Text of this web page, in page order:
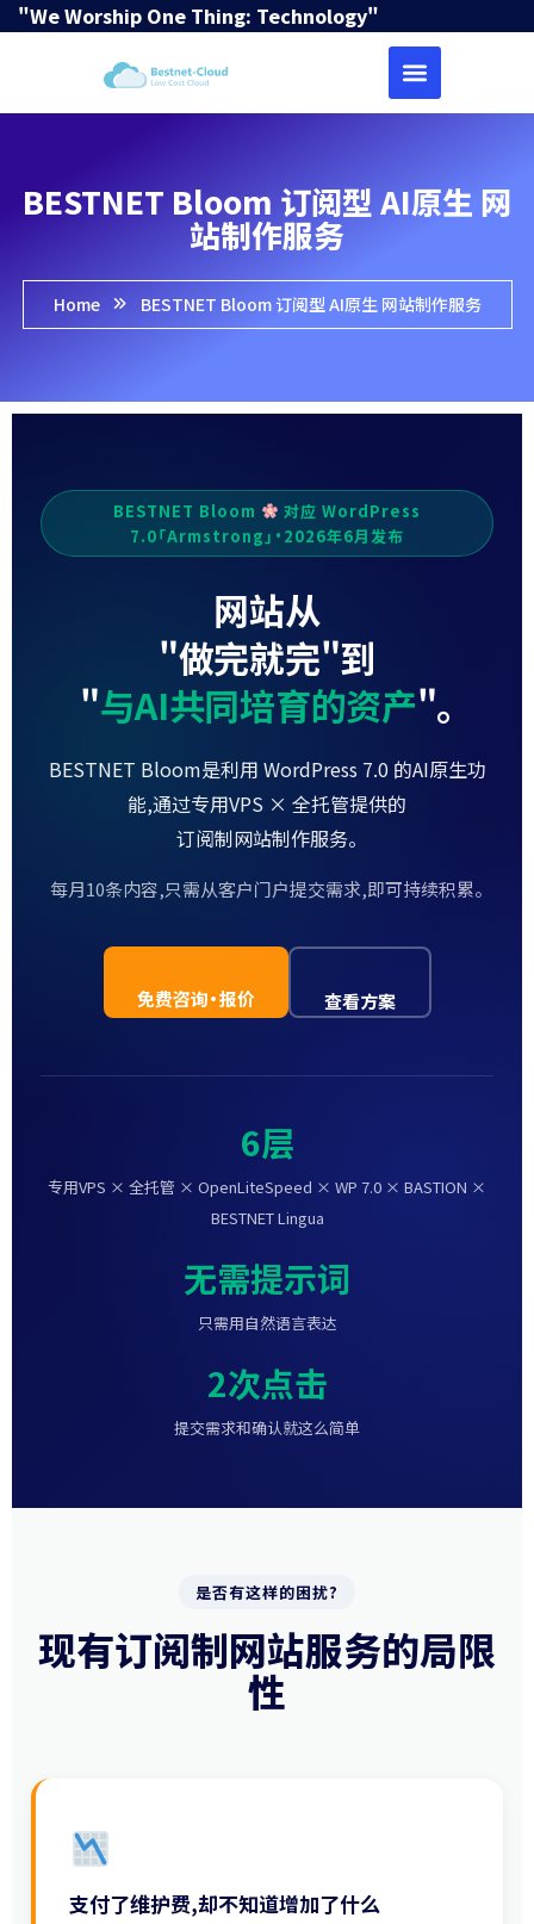
"We Worship One Thing: Technology"
BESTNET Bloom 订阅型 AI原生 网
站制作服务
Home BESTNET Bloom 订阅型 AI原生 网站制作服务
BESTNET Bloom
对应 WordPress
7.0「Armstrong」・2026年6月发布
网站从
"做完就完"到
"与AI共同培育的资产"。
BESTNET Bloom是利用 WordPress 7.0 的AI原生功
能,通过专用VPS × 全托管提供的
订阅制网站制作服务。
每月10条内容,只需从客户门户提交需求,即可持续积累。
免费咨询·报价 查看方案
6层
专用VPS × 全托管 × OpenLiteSpeed × WP 7.0 × BASTION ×
BESTNET Lingua
无需提示词
只需用自然语言表达
2次点击
提交需求和确认就这么简单
是否有这样的困扰?
现有订阅制网站服务的局限
性
支付了维护费,却不知道增加了什么